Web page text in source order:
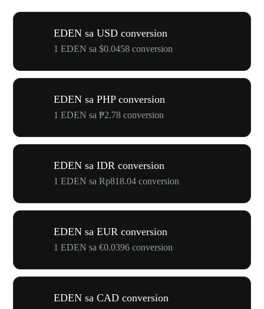
EDEN sa USD conversion
1 EDEN sa $0.0458 conversion
EDEN sa PHP conversion
1 EDEN sa ₱2.78 conversion
EDEN sa IDR conversion
1 EDEN sa Rp818.04 conversion
EDEN sa EUR conversion
1 EDEN sa €0.0396 conversion
EDEN sa CAD conversion